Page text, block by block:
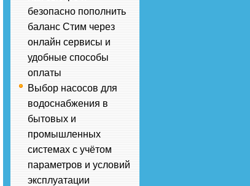
безопасно пополнить
баланс Стим через
онлайн сервисы и
удобные способы
оплаты
Выбор насосов для
водоснабжения в
бытовых и
промышленных
системах с учётом
параметров и условий
эксплуатации